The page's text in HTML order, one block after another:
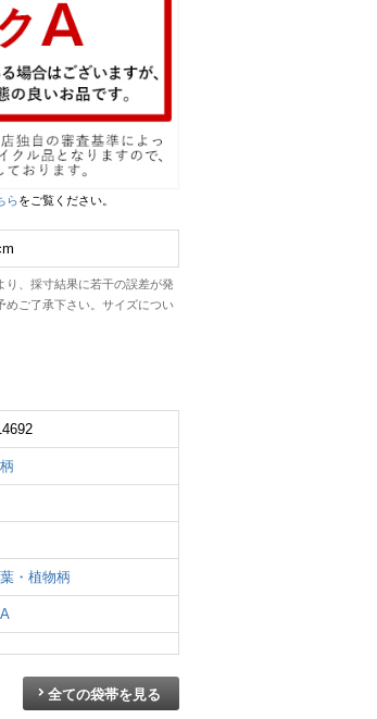
らをご覧ください。
、採寸結果に若干の誤差が発
めご了承下さい。サイズについ
・植物柄
全ての袋帯を見る